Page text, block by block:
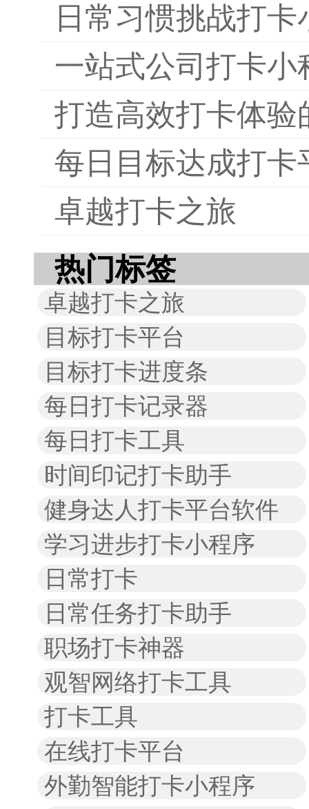
日常习惯挑战打
一站式公司打卡小
打造高效打卡体验
每日目标达成打卡
卓越打卡之旅
热门标签
卓越打卡之旅
目标打卡平台
目标打卡进度条
每日打卡记录器
每日打卡工具
时间印记打卡助手
健身达人打卡平台软件
学习进步打卡小程序
日常打卡
日常任务打卡助手
职场打卡神器
观智网络打卡工具
打卡工具
在线打卡平台
外勤智能打卡小程序